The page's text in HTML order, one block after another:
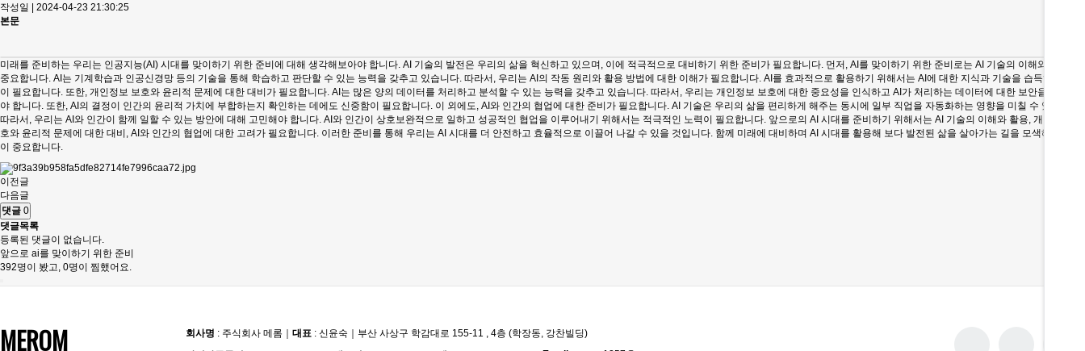
작성일 | 2024-04-23 21:30:25
본문
미래를 준비하는 우리는 인공지능(AI) 시대를 맞이하기 위한 준비에 대해 생각해보아야 합니다. AI 기술의 발전은 우리의 삶을 혁신하고 있으며, 이에 적극적으로 대비하기 위한 준비가 필요합니다. 먼저, AI를 맞이하기 위한 준비로는 AI 기술의 이해와 활용이
중요합니다. AI는 기계학습과 인공신경망 등의 기술을 통해 학습하고 판단할 수 있는 능력을 갖추고 있습니다. 따라서, 우리는 AI의 작동 원리와 활용 방법에 대한 이해가 필요합니다. AI를 효과적으로 활용하기 위해서는 AI에 대한 지식과 기술을 습득하는 노력
이 필요합니다. 또한, 개인정보 보호와 윤리적 문제에 대한 대비가 필요합니다. AI는 많은 양의 데이터를 처리하고 분석할 수 있는 능력을 갖추고 있습니다. 따라서, 우리는 개인정보 보호에 대한 중요성을 인식하고 AI가 처리하는 데이터에 대한 보안을 강화해
야 합니다. 또한, AI의 결정이 인간의 윤리적 가치에 부합하는지 확인하는 데에도 신중함이 필요합니다. 이 외에도, AI와 인간의 협업에 대한 준비가 필요합니다. AI 기술은 우리의 삶을 편리하게 해주는 동시에 일부 직업을 자동화하는 영향을 미칠 수 있습니다.
따라서, 우리는 AI와 인간이 함께 일할 수 있는 방안에 대해 고민해야 합니다. AI와 인간이 상호보완적으로 일하고 성공적인 협업을 이루어내기 위해서는 적극적인 노력이 필요합니다. 앞으로의 AI 시대를 준비하기 위해서는 AI 기술의 이해와 활용, 개인정보 보
호와 윤리적 문제에 대한 대비, AI와 인간의 협업에 대한 고려가 필요합니다. 이러한 준비를 통해 우리는 AI 시대를 더 안전하고 효율적으로 이끌어 나갈 수 있을 것입니다. 함께 미래에 대비하며 AI 시대를 활용해 보다 발전된 삶을 살아가는 길을 모색해보는 것
이 중요합니다.
이전글
다음글
댓글 0
댓글목록
등록된 댓글이 없습니다.
앞으로 ai를 맞이하기 위한 준비
392명이 봤고, 0명이 찜했어요.
MEROM 회사명 : 주식회사 메롬 대표 : 신윤숙
부산 사상구 학감대로 155-11 , 4층 (학장동, 강찬빌딩)